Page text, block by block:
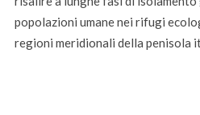
popolazioni umane nei rifugi
regioni meridionali della penisola